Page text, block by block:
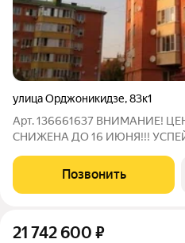
улица Орджоникидзе,83к1
Арт. 136661637 ВНИМАНИЕ!
СНИЖЕНА ДО 16 ИЮНЯ!!!
в курзоне Ессентуков по
Квартира расположена на
Позвонить
21 742 600 ₽